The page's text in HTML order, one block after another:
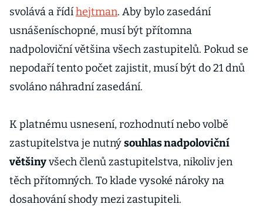
svolává a řídíhejtman. Aby bylo zasedání
usnášeníschopné, musí být přítomna
nadpoloviční většina všech zastupitelů. Pokud se
nepodaří tento počet zajistit, musí být do 21 dnů
svoláno náhradní zasedání.
K platnému usnesení, rozhodnutí nebo volbě
zastupitelstva je nutnýsouhlas nadpoloviční
většinyvšech členů zastupitelstva, nikoliv jen
těch přítomných. To klade vysoké nároky na
dosahování shody mezi zastupiteli.